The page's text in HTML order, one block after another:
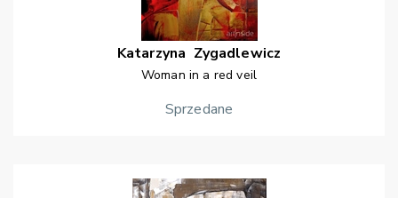
Katarzyna Zygadlewicz
Woman in a red veil
Sprzedane